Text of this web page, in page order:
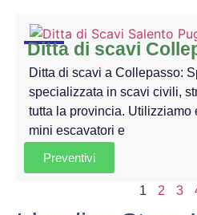
Ditta di scavi
Ditta di scavi a Collepasso:
specializzata in scavi civili,
tutta la provincia. Utilizziamo
mini escavatori e
Preventivi
1 2 3